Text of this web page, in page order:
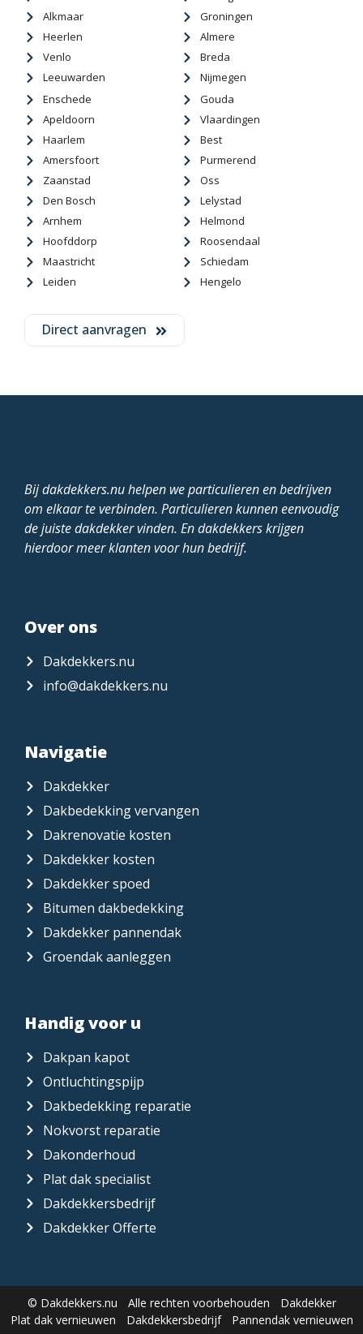
Alkmaar
Heerlen
Venlo
Leeuwarden
Groningen
Almere
Breda
Nijmegen
Enschede
Apeldoorn
Haarlem
Amersfoort
Zaanstad
Den Bosch
Arnhem
Hoofddorp
Maastricht
Leiden
Gouda
Vlaardingen
Best
Purmerend
Oss
Lelystad
Helmond
Roosendaal
Schiedam
Hengelo
Direct aanvragen
Bij dakdekkers.nu helpen we particulieren en bedrijven
om elkaar te verbinden. Particulieren kunnen eenvoudig
de juiste dakdekker vinden. En dakdekkers krijgen
hierdoor meer klanten voor hun bedrijf.
Over ons
Dakdekkers.nu
info@dakdekkers.nu
Navigatie
Dakdekker
Dakbedekking vervangen
Dakrenovatie kosten
Dakdekker kosten
Dakdekker spoed
Bitumen dakbedekking
Dakdekker pannendak
Groendak aanleggen
Handig voor u
Dakpan kapot
Ontluchtingspijp
Dakbedekking reparatie
Nokvorst reparatie
Dakonderhoud
Plat dak specialist
Dakdekkersbedrijf
Dakdekker Offerte
© Dakdekkers.nu Alle rechten voorbehouden
Dakdekker
Plat dak vernieuwen
Dakdekkersbedrijf Pannendak vernieuwen